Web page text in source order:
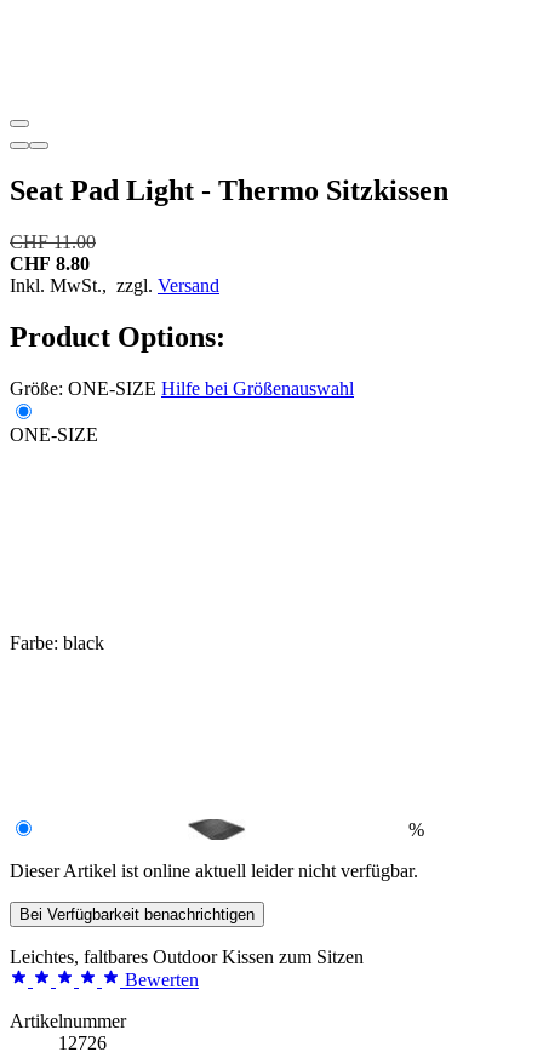
Seat Pad Light - Thermo Sitzkissen
CHF 11.00
CHF 8.80
Inkl. MwSt., zzgl. Versand
Product Options:
Größe: ONE-SIZE Hilfe bei Größenauswahl
ONE-SIZE
Farbe: black
%
Dieser Artikel ist online aktuell leider nicht verfügbar.
Bei Verfügbarkeit benachrichtigen
Leichtes, faltbares Outdoor Kissen zum Sitzen
Bewerten
Artikelnummer
12726